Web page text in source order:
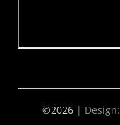
©2026 | Design: